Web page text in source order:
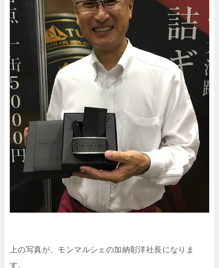
上の写真が、モンマルシェの加納彰洋社長になりま
す。